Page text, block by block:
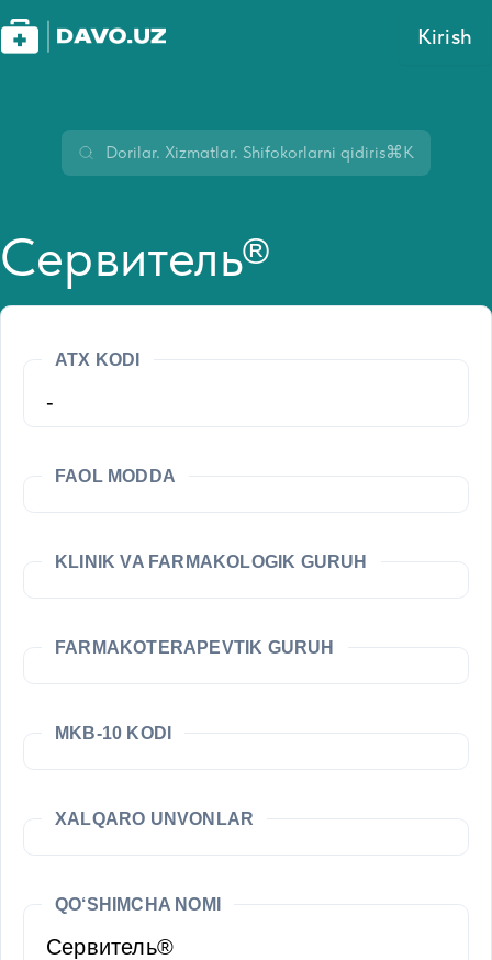
Kirish
⌘K
Сервитель®
ATX KODI
-
FAOL MODDA
KLINIK VA FARMAKOLOGIK GURUH
FARMAKOTERAPEVTIK GURUH
MKB-10 KODI
XALQARO UNVONLAR
QO‘SHIMCHA NOMI
Сервитель®